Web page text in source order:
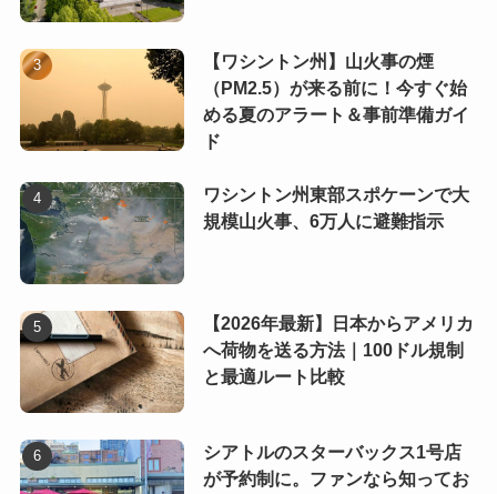
【ワシントン州】山火事の煙
（PM2.5）が来る前に！今すぐ始
める夏のアラート＆事前準備ガイ
ド
ワシントン州東部スポケーンで大
規模山火事、6万人に避難指示
【2026年最新】日本からアメリカ
へ荷物を送る方法｜100ドル規制
と最適ルート比較
シアトルのスターバックス1号店
が予約制に。ファンなら知ってお